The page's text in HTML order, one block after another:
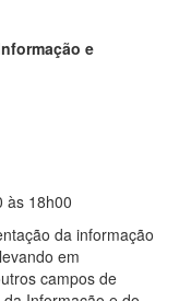
e
às 18h00
da informação
em
campos de